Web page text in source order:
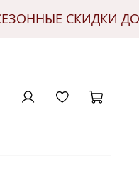
СЕЗОННЫЕ СКИДКИ